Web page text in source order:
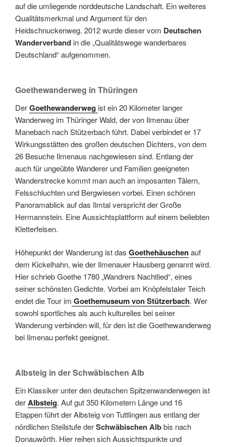
auf die umliegende norddeutsche Landschaft. Ein weiteres
Qualitätsmerkmal und Argument für den
Heidschnuckenweg. 2012 wurde dieser vom Deutschen
Wanderverband in die „Qualitätswege wanderbares
Deutschland“ aufgenommen.
Goethewanderweg in Thüringen
DerGoethewanderweg ist ein 20 Kilometer langer
Wanderweg im Thüringer Wald, der von Ilmenau über
Manebach nach Stützerbach führt. Dabei verbindet er 17
Wirkungsstätten des großen deutschen Dichters, von dem
26 Besuche Ilmenaus nachgewiesen sind. Entlang der
auch für ungeübte Wanderer und Familien geeigneten
Wanderstrecke kommt man auch an imposanten Tälern,
Felsschluchten und Bergwiesen vorbei. Einen schönen
Panoramablick auf das Ilmtal verspricht der Große
Hermannstein. Eine Aussichtsplattform auf einem beliebten
Kletterfelsen.
Höhepunkt der Wanderung ist das Goethehäuschenauf
dem Kickelhahn, wie der Ilmenauer Hausberg genannt wird.
Hier schrieb Goethe 1780 „Wandrers Nachtlied“, eines
seiner schönsten Gedichte. Vorbei am Knöpfelstaler Teich
endet die Tour im Goethemuseum von Stützerbach. Wer
sowohl sportliches als auch kulturelles bei seiner
Wanderung verbinden will, für den ist die Goethewanderweg
bei Ilmenau perfekt geeignet.
Albsteig in der Schwäbischen Alb
Ein Klassiker unter den deutschen Spitzenwanderwegen ist
derAlbsteig. Auf gut 350 Kilometern Länge und 16
Etappen führt der Albsteig von Tuttlingen aus entlang der
nördlichen Steilstufe derSchwäbischen Albbis nach
Donauwörth. Hier reihen sich Aussichtspunkte und